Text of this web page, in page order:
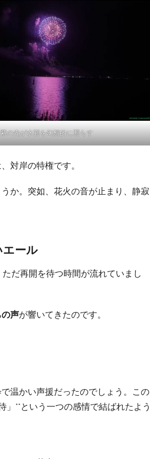
紫の光が水面を幻想的に照らす
対岸の特権です。
か。突如、花火の音が止まり、静寂
エール
だ再開を待つ時間が流れていまし
声が響いてきたのです。
温かい声援だったのでしょう。この
」**という一つの感情で結ばれたよう